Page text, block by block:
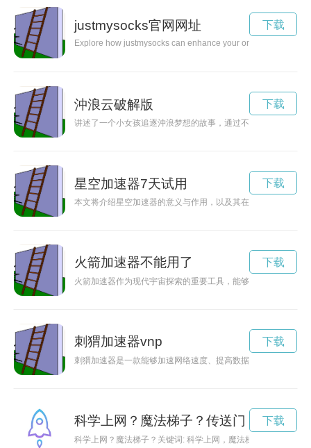
justmysocks官网网址
Explore how justmysocks can enhance your online security
下载
沖浪云破解版
讲述了一个小女孩追逐沖浪梦想的故事，通过不断的努力和坚
下载
星空加速器7天试用
本文将介绍星空加速器的意义与作用，以及其在科学探索中的
下载
火箭加速器不能用了
火箭加速器作为现代宇宙探索的重要工具，能够将火箭发射到
下载
刺猬加速器vnp
刺猬加速器是一款能够加速网络速度、提高数据传输效率的工
下载
科学上网？魔法梯子？传送门
科学上网？魔法梯子？关键词: 科学上网，魔法梯子，网络自由
下载